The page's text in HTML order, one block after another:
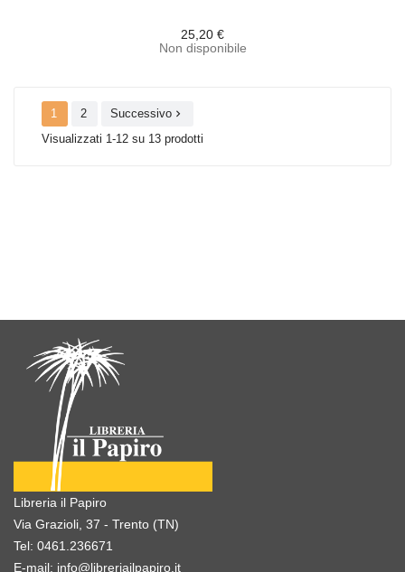
25,20 €
Non disponibile
1 2 Successivo 
Visualizzati 1-12 su 13 prodotti
Libreria il Papiro
Via Grazioli, 37 - Trento (TN)
Tel: 0461.236671
E-mail: info@libreriailpapiro.it